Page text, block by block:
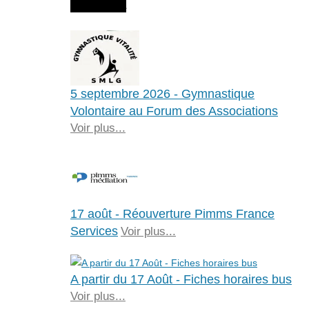
5 septembre 2026 - Gymnastique
Volontaire au Forum des Associations
Voir plus...
17 août - Réouverture Pimms France
Services Voir plus...
A partir du 17 Août - Fiches horaires bus
Voir plus...